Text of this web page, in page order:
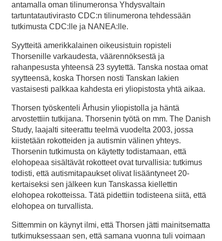
antamalla oman tilinumeronsa Yhdysvaltain
tartuntatautivirasto CDC:n tilinumerona tehdessään
tutkimusta CDC:lle ja NANEA:lle.
Syytteitä amerikkalainen oikeusistuin ropisteli
Thorsenille varkaudesta, väärennöksestä ja
rahanpesusta yhteensä 23 syytettä. Tanska nostaa omat
syytteensä, koska Thorsen nosti Tanskan lakien
vastaisesti palkkaa kahdesta eri yliopistosta yhtä aikaa.
Thorsen työskenteli Århusin yliopistolla ja häntä
arvostettiin tutkijana. Thorsenin työtä on mm. The Danish
Study, laajalti siteerattu teelmä vuodelta 2003, jossa
kiistetään rokotteiden ja autismin välinen yhteys.
Thorsenin tutkimusta on käytetty todistamaan, että
elohopeaa sisältävät rokotteet ovat turvallisia: tutkimus
todisti, että autismitapaukset olivat lisääntyneet 20-
kertaiseksi sen jälkeen kun Tanskassa kiellettin
elohopea rokotteissa. Tätä pidettiin todisteena siitä, että
elohopea on turvallista.
Sittemmin on käynyt ilmi, että Thorsen jätti mainitsematta
tutkimuksessaan sen, että samana vuonna tuli voimaan